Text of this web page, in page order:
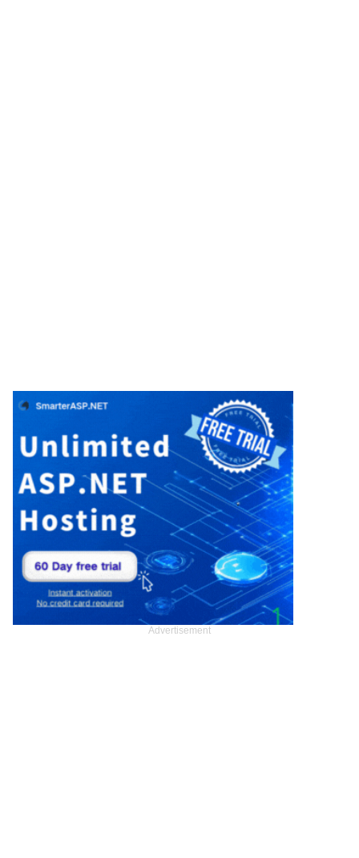
Advertisement